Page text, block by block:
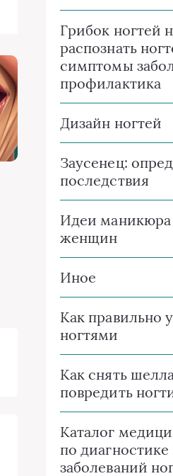
Грибок ногтей
распознать
симптомы
профилактика
Дизайн ногтей
Заусенец:
последствия
Идеи маникюра
женщин
Иное
Как правильно
ногтями
Как снять
повредить
Каталог
по
заболеваний